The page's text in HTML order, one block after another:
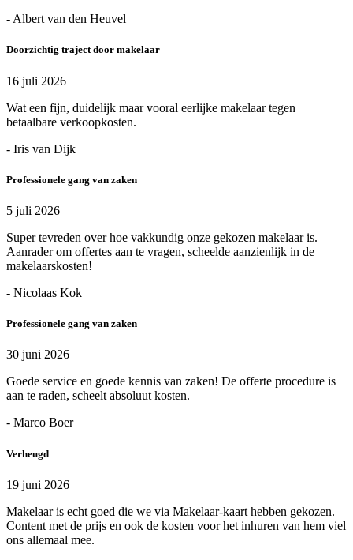
- Albert van den Heuvel
Doorzichtig traject door makelaar
16 juli 2026
Wat een fijn, duidelijk maar vooral eerlijke makelaar tegen
betaalbare verkoopkosten.
- Iris van Dijk
Professionele gang van zaken
5 juli 2026
Super tevreden over hoe vakkundig onze gekozen makelaar is.
Aanrader om offertes aan te vragen, scheelde aanzienlijk in de
makelaarskosten!
- Nicolaas Kok
Professionele gang van zaken
30 juni 2026
Goede service en goede kennis van zaken! De offerte procedure is
aan te raden, scheelt absoluut kosten.
- Marco Boer
Verheugd
19 juni 2026
Makelaar is echt goed die we via Makelaar-kaart hebben gekozen.
Content met de prijs en ook de kosten voor het inhuren van hem viel
ons allemaal mee.